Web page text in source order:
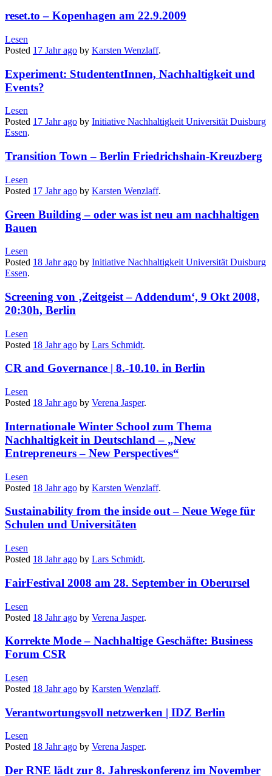
reset.to – Kopenhagen am 22.9.2009
Lesen
Posted 17 Jahrago by Karsten Wenzlaff.
Experiment: StudententInnen, Nachhaltigkeit und
Events?
Lesen
Posted 17 Jahrago by Initiative Nachhaltigkeit Universität Duisburg
Essen.
Transition Town – Berlin Friedrichshain-Kreuzberg
Lesen
Posted 17 Jahrago by Karsten Wenzlaff.
Green Building – oder was ist neu am nachhaltigen
Bauen
Lesen
Posted 18 Jahrago by Initiative Nachhaltigkeit Universität Duisburg
Essen.
Screening von ‚Zeitgeist – Addendum‘, 9 Okt 2008,
20:30h, Berlin
Lesen
Posted 18 Jahrago by Lars Schmidt.
CR and Governance | 8.-10.10. in Berlin
Lesen
Posted 18 Jahrago by Verena Jasper.
Internationale Winter School zum Thema
Nachhaltigkeit in Deutschland – „New
Entrepreneurs – New Perspectives“
Lesen
Posted 18 Jahrago by Karsten Wenzlaff.
Sustainability from the inside out – Neue Wege für
Schulen und Universitäten
Lesen
Posted 18 Jahrago by Lars Schmidt.
FairFestival 2008 am 28. September in Oberursel
Lesen
Posted 18 Jahrago by Verena Jasper.
Korrekte Mode – Nachhaltige Geschäfte: Business
Forum CSR
Lesen
Posted 18 Jahrago by Karsten Wenzlaff.
Verantwortungsvoll netzwerken | IDZ Berlin
Lesen
Posted 18 Jahrago by Verena Jasper.
Der RNE lädt zur 8. Jahreskonferenz im November